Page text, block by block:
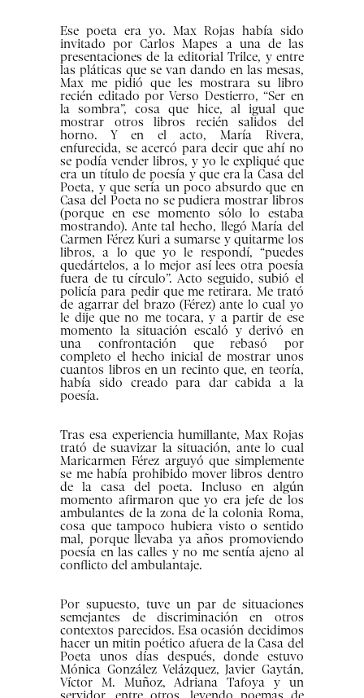
Ese poeta era yo. Max Rojas había sido
invitado por Carlos Mapes a una de las
presentaciones de la editorial Trilce, y entre
las pláticas que se van dando en las mesas,
Max me pidió que les mostrara su libro
recién editado por Verso Destierro, “Ser en
la sombra”, cosa que hice, al igual que
mostrar otros libros recién salidos del
horno. Y en el acto, María Rivera,
enfurecida, se acercó para decir que ahí no
se podía vender libros, y yo le expliqué que
era un título de poesía y que era la Casa del
Poeta, y que sería un poco absurdo que en
Casa del Poeta no se pudiera mostrar libros
(porque en ese momento sólo lo estaba
mostrando). Ante tal hecho, llegó María del
Carmen Férez Kuri a sumarse y quitarme los
libros, a lo que yo le respondí, “puedes
quedártelos, a lo mejor así lees otra poesía
fuera de tu círculo”. Acto seguido, subió el
policía para pedir que me retirara. Me trató
de agarrar del brazo (Férez) ante lo cual yo
le dije que no me tocara, y a partir de ese
momento la situación escaló y derivó en
una confrontación que rebasó por
completo el hecho inicial de mostrar unos
cuantos libros en un recinto que, en teoría,
había sido creado para dar cabida a la
poesía.
Tras esa experiencia humillante, Max Rojas
trató de suavizar la situación, ante lo cual
Maricarmen Férez arguyó que simplemente
se me había prohibido mover libros dentro
de la casa del poeta. Incluso en algún
momento afirmaron que yo era jefe de los
ambulantes de la zona de la colonia Roma,
cosa que tampoco hubiera visto o sentido
mal, porque llevaba ya años promoviendo
poesía en las calles y no me sentía ajeno al
conflicto del ambulantaje.
Por supuesto, tuve un par de situaciones
semejantes de discriminación en otros
contextos parecidos. Esa ocasión decidimos
hacer un mitin poético afuera de la Casa del
Poeta unos días después, donde estuvo
Mónica González Velázquez, Javier Gaytán,
Víctor M. Muñoz, Adriana Tafoya y un